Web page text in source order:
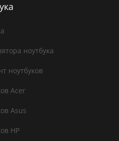
ноутбука
ноутбуков
Acer
Asus
HP